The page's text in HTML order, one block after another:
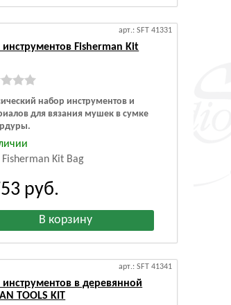
арт.: SFT 41331
Fisherman Kit
набор инструментов и
для вязания мушек в сумке
Fisherman Kit Bag
руб.
арт.: SFT 41341
в деревянной
TOOLS KIT